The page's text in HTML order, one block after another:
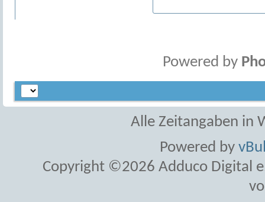
Powered by
Alle Zeitangaben in
Powered by
Copyright ©2026 Adduco Digital